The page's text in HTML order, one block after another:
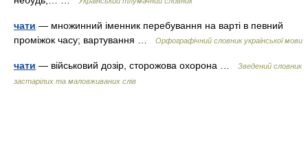
чати — множинний іменник перебування на варті в певний
проміжок часу; вартування …
Орфографічний словник української мови
чати — військовий дозір, сторожова охорона …
Зведений словник
застарілих та маловживаних слів